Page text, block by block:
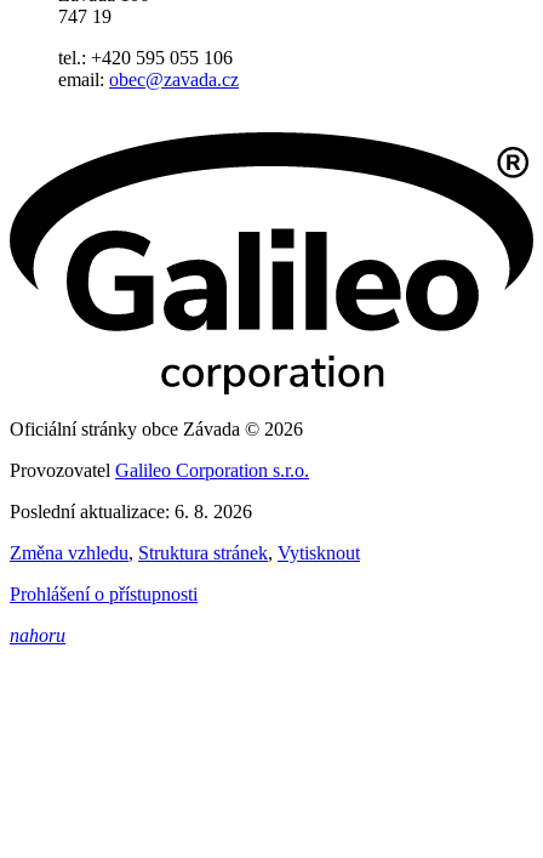
747 19
tel.: +420 595 055 106
email: obec@zavada.cz
Oficiální stránky obce Závada © 2026
Provozovatel Galileo Corporation s.r.o.
Poslední aktualizace: 6. 8. 2026
Změna vzhledu, Struktura stránek, Vytisknout
Prohlášení o přístupnosti
nahoru